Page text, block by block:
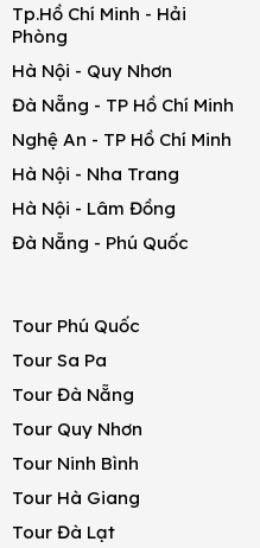
Tp.Hồ Chí Minh - Hải
Phòng
Hà Nội - Quy Nhơn
Đà Nẵng - TP Hồ Chí Minh
Nghệ An - TP Hồ Chí Minh
Hà Nội - Nha Trang
Hà Nội - Lâm Đồng
Đà Nẵng - Phú Quốc
Tour Phú Quốc
Tour Sa Pa
Tour Đà Nẵng
Tour Quy Nhơn
Tour Ninh Bình
Tour Hà Giang
Tour Đà Lạt